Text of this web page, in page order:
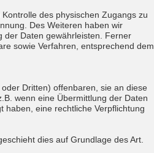
des physischen Zugangs zu
Des Weiteren haben wir
der Daten gewährleisten. Ferner
sowie Verfahren, entsprechend dem
Dritten) offenbaren, sie an diese
wenn eine Übermittlung der Daten
haben, eine rechtliche Verpflichtung
dies auf Grundlage des Art.